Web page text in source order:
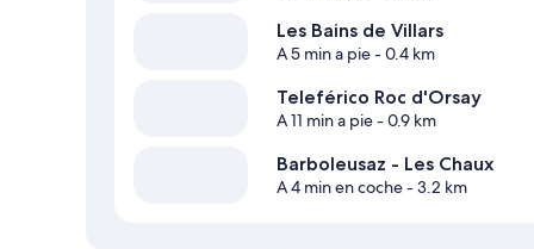
Les Bains de Villars
A 5 min a pie- 0.4 km
Teleférico Roc d'Orsay
A 11 min a pie- 0.9 km
Barboleusaz - Les Chaux
A 4 min en coche- 3.2 km